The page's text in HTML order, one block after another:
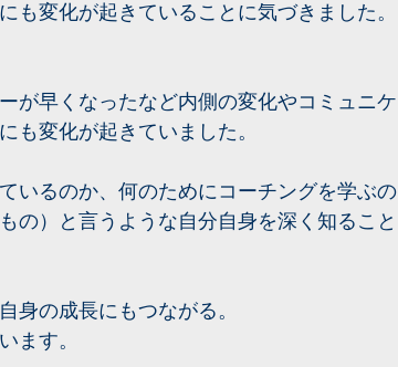
も変化が起きていることに気づきました。
が早くなったなど内側の変化やコミュニケ
も変化が起きていました。
いるのか、何のためにコーチングを学ぶの
の）と言うような自分自身を深く知ること
身の成長にもつながる。
ます。